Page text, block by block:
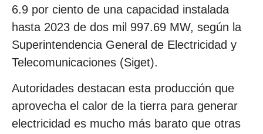
6.9 por ciento de una capacidad instalada
hasta 2023 de dos mil 997.69 MW, según la
Superintendencia General de Electricidad y
Telecomunicaciones (Siget).
Autoridades destacan esta producción que
aprovecha el calor de la tierra para generar
electricidad es mucho más barato que otras